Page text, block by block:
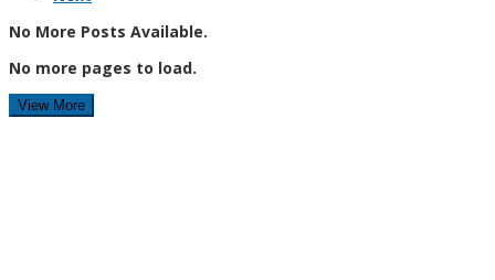
No More Posts Available.
No more pages to load.
View More